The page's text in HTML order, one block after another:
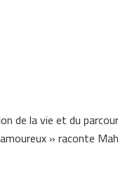
de la vie et du
» raconte